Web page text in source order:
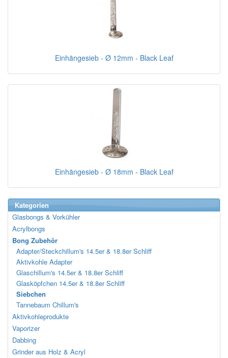
Einhängesieb - Ø 12mm - Black Leaf
Einhängesieb - Ø 18mm - Black Leaf
Kategorien
Glasbongs & Vorkühler
Acrylbongs
Bong Zubehör
Adapter/Steckchillum's 14.5er & 18.8er Schliff
Aktivkohle Adapter
Glaschillum's 14.5er & 18.8er Schliff
Glasköpfchen 14.5er & 18.8er Schliff
Siebchen
Tannebaum Chillum's
Aktivkohleprodukte
Vaporizer
Dabbing
Grinder aus Holz & Acryl